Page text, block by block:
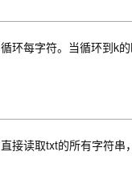
循环每字符。当循环到k
直接读取txt的所有字符串